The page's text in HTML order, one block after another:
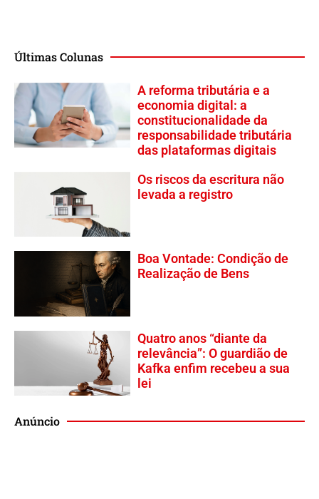
Últimas Colunas
A reforma tributária e a
economia digital: a
constitucionalidade da
responsabilidade tributária
das plataformas digitais
Os riscos da escritura não
levada a registro
Boa Vontade: Condição de
Realização de Bens
Quatro anos “diante da
relevância”: O guardião de
Kafka enfim recebeu a sua
lei
Anúncio